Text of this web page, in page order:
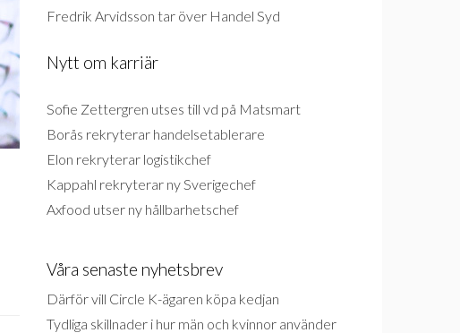
Fredrik Arvidsson tar över Handel Syd
Nytt om karriär
Sofie Zettergren utses till vd på Matsmart
Borås rekryterar handelsetablerare
Elon rekryterar logistikchef
Kappahl rekryterar ny Sverigechef
Axfood utser ny hållbarhetschef
Våra senaste nyhetsbrev
Därför vill Circle K-ägaren köpa kedjan
Tydliga skillnader i hur män och kvinnor använder